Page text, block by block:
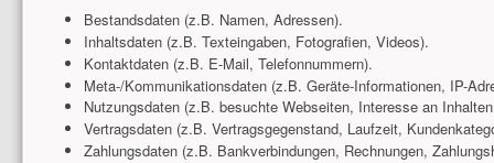
Bestandsdaten (z.B. Namen, Adressen).
Inhaltsdaten (z.B. Texteingaben, Fotografien, Videos).
Kontaktdaten (z.B. E-Mail, Telefonnummern).
Meta-/Kommunikationsdaten (z.B. Geräte-Informationen, IP-
Nutzungsdaten (z.B. besuchte Webseiten, Interesse an
Vertragsdaten (z.B. Vertragsgegenstand, Laufzeit,
Zahlungsdaten (z.B. Bankverbindungen, Rechnungen,